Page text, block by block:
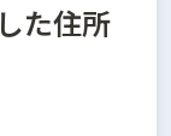
た住所